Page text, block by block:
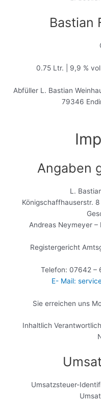
Bastian
0.75 Ltr. | 9,9 %
Abfüller L. Bastian
79346
Angaben
L.
Königschaffhauserstr.
Andreas Neymeyer –
Registergericht
Telefon: 07642 –
E- Mail:
Sie erreichen uns
Inhaltlich
Umsatzsteuer-